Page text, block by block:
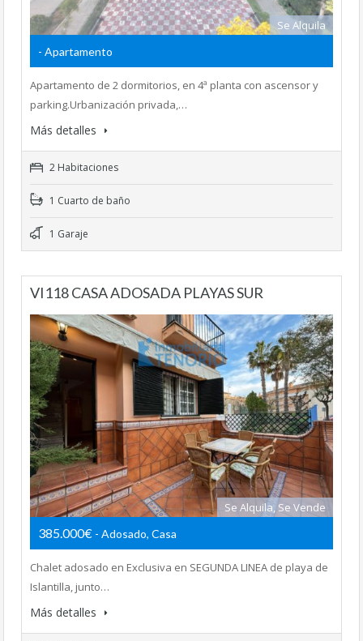
Se Alquila
- Apartamento
Apartamento de 2 dormitorios, en 4ª planta con ascensor y
parking.Urbanización privada,…
Más detalles
2 Habitaciones
1 Cuarto de baño
1 Garaje
VI118 CASA ADOSADA PLAYAS SUR
Se Alquila, Se Vende
385.000€ - Adosado, Casa
Chalet adosado en Exclusiva en SEGUNDA LINEA de playa de
Islantilla, junto…
Más detalles